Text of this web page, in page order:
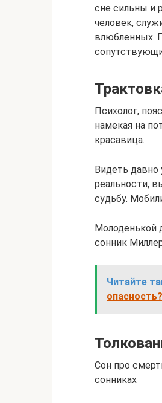
сне сильны и
человек,
влюбленных.
Психолог,
намекая на
красавица.
Видеть
реальности,
судьбу.
Молоденькой
сонник
Читайте
опасность?
Сон про
сонниках